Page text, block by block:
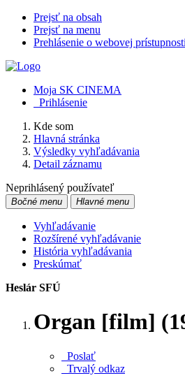
Prejsť na obsah
Prejsť na menu
Prehlásenie o webovej prístupnosti
Moja SK CINEMA
Prihlásenie
Kde som
Hlavná stránka
Výsledky vyhľadávania
Detail záznamu
Neprihlásený používateľ
Bočné menu Hlavné menu
Vyhľadávanie
Rozšírené vyhľadávanie
História vyhľadávania
Preskúmať
Heslár SFÚ
Organ [film]
Poslať
Trvalý odkaz